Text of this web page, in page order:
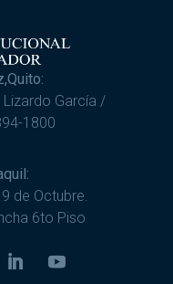
García /
1800
de Octubre.
6to Piso